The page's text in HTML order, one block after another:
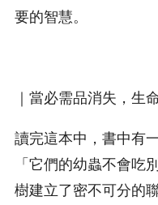
要的智慧。
｜當必需品消失，生
讀完這本中，書中有
「它們的幼蟲不會吃
樹建立了密不可分的